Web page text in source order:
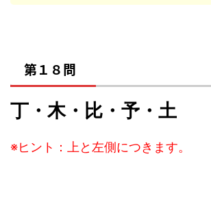
第１８問
丁・木・比・予・土
※ヒント：上と左側につきます。